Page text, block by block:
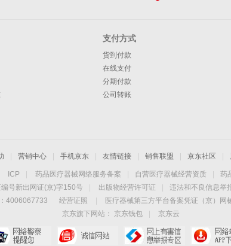
支付方式
货到付款
在线支付
分期付款
公司转账
营销中心 手机京东 友情链接 销售联盟 京东社区
ICP 药品医疗器械网络服务备案 自营医疗器械经营资质 药
号新出网证(京)字150号
出版物经营许可证
违法和不良信息举
4006067733 经营证照 医疗器械第三方平台备案凭证（京）
京东旗下网站：
京东钱包
京东云